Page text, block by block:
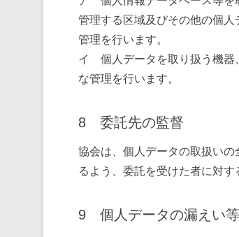
管理する区域及びその他の個
管理を行います。
イ 個人データを取り扱う機器
な管理を行います。
8 委託先の監督
協会は、個人データの取扱い
るよう、委託を受けた者に対す
9 個人データの漏えい